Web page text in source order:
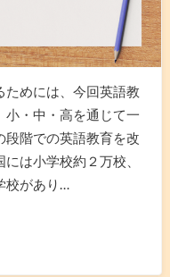
ためには、今回英語教
小・中・高を通じて一
段階での英語教育を改
は小学校約２万校、
校があり…